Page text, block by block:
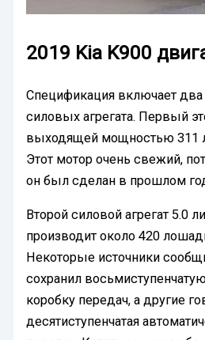
2019 Kia K900
Спецификация включает
силовых агрегата. Первый
выходящей мощностью 311
Этот мотор очень свежий,
он был сделан в прошлом
Второй силовой агрегат 5.0
производит около 420
Некоторые источники
сохранил
коробку передач, а другие
десятиступенчатая